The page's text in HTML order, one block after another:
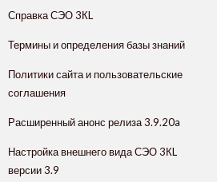
Справка СЭО 3КL
Термины и определения базы знаний
Политики сайта и пользовательские
соглашения
Расширенный анонс релиза 3.9.20a
Настройка внешнего вида СЭО 3КL
версии 3.9